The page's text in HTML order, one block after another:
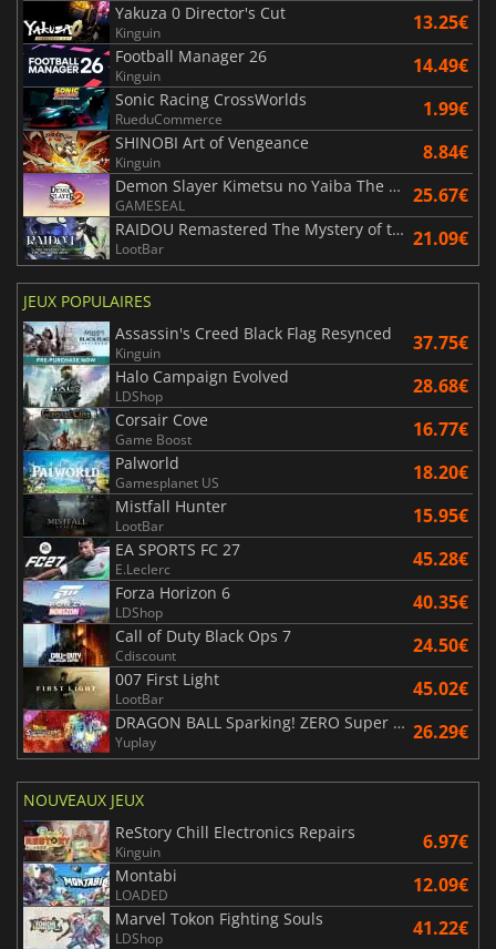
Yakuza 0 Director's Cut
Kinguin 13.25€
Football Manager 26
Kinguin 14.49€
Sonic Racing CrossWorlds
RueduCommerce 1.99€
SHINOBI Art of Vengeance
Kinguin 8.84€
Demon Slayer Kimetsu no Yaiba The Hinokami Chronicles 2
GAMESEAL 25.67€
RAIDOU Remastered The Mystery of the Soulless Army
LootBar 21.09€
JEUX POPULAIRES
Assassin's Creed Black Flag Resynced
Kinguin 37.75€
Halo Campaign Evolved
LDShop 28.68€
Corsair Cove
Game Boost 16.77€
Palworld
Gamesplanet US 18.20€
Mistfall Hunter
LootBar 15.95€
EA SPORTS FC 27
E.Leclerc 45.28€
Forza Horizon 6
LDShop 40.35€
Call of Duty Black Ops 7
Cdiscount 24.50€
007 First Light
LootBar 45.02€
DRAGON BALL Sparking! ZERO Super Limit Breaking NEO
Yuplay 26.29€
NOUVEAUX JEUX
ReStory Chill Electronics Repairs
Kinguin 6.97€
Montabi
LOADED 12.09€
Marvel Tokon Fighting Souls
LDShop 41.22€